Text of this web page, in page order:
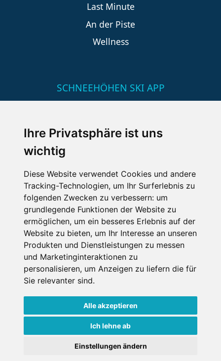
Ihre Privatsphäre ist uns
wichtig
Diese Website verwendet Cookies und andere
Tracking-Technologien, um Ihr Surferlebnis zu
folgenden Zwecken zu verbessern: um
grundlegende Funktionen der Website zu
ermöglichen, um ein besseres Erlebnis auf der
Website zu bieten, um Ihr Interesse an unseren
Produkten und Dienstleistungen zu messen
und Marketinginteraktionen zu
personalisieren, um Anzeigen zu liefern die für
Sie relevanter sind.
Alle akzeptieren
Ich lehne ab
Einstellungen ändern
Last Minute
An der Piste
Wellness
SCHNEEHÖHEN SKI APP
Impressum
Datenschutz
Nutzungsbedingungen
Kontakt
Partner
Portale
FAQ Newsletter
Copyright ©2026 Schneemenschen GmbH
Goldener Herbst in den Alpen- Angebote vergleichen
& die Natur genießen! Jetzt Angebote entdecken!